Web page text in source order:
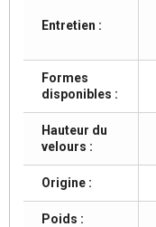
Entretien :
Formes
disponibles :
Hauteur du
velours :
Origine :
Poids :